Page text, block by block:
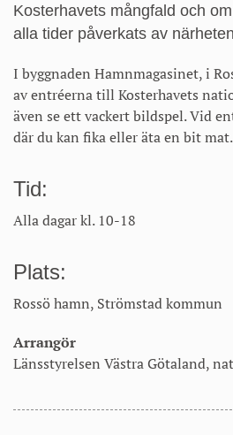
Kosterhavets mångfald och
alla tider påverkats av
I byggnaden Hamnmagasinet, i
av entréerna till Kosterhavets
även se ett vackert bildspel. Vid
där du kan fika eller äta en bit mat.
Tid:
Alla dagar kl. 10-18
Plats:
Rossö hamn, Strömstad kommun
Arrangör
Länsstyrelsen Västra Götaland,